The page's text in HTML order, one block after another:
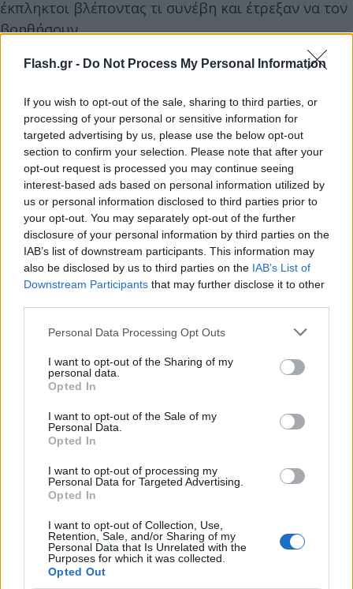
Flash.gr - Do Not Process My Personal Information
If you wish to opt-out of the sale, sharing to third parties, or
processing of your personal or sensitive information for
targeted advertising by us, please use the below opt-out
section to confirm your selection. Please note that after your
opt-out request is processed you may continue seeing
interest-based ads based on personal information utilized by
us or personal information disclosed to third parties prior to
your opt-out. You may separately opt-out of the further
disclosure of your personal information by third parties on the
IAB’s list of downstream participants. This information may
also be disclosed by us to third parties on the IAB’s List of
Downstream Participants that may further disclose it to other
Please note that this website/app uses one or more Google
not limited to your visit or usage behaviour. You may click to
grant or deny consent to Google and its third-party tags to
use your data for below specified purposes in below Google
consent section.
Personal Data Processing Opt Outs
I want to opt-out of the Sharing of my
personal data.
Opted In
I want to opt-out of the Sale of my
Personal Data.
Opted In
I want to opt-out of processing my
Personal Data for Targeted Advertising.
Opted In
I want to opt-out of Collection, Use,
Retention, Sale, and/or Sharing of my
Personal Data that Is Unrelated with the
Purposes for which it was collected.
Opted Out
έκπληκτοι βλέποντας τι συνέβη και έτρεξαν να τον
βοηθήσουν.
https://twitter.com/theinformantofc/status/